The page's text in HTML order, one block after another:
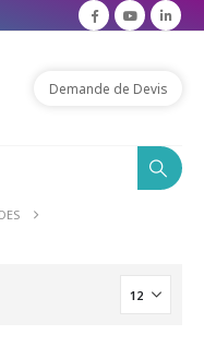
Demande de Devis